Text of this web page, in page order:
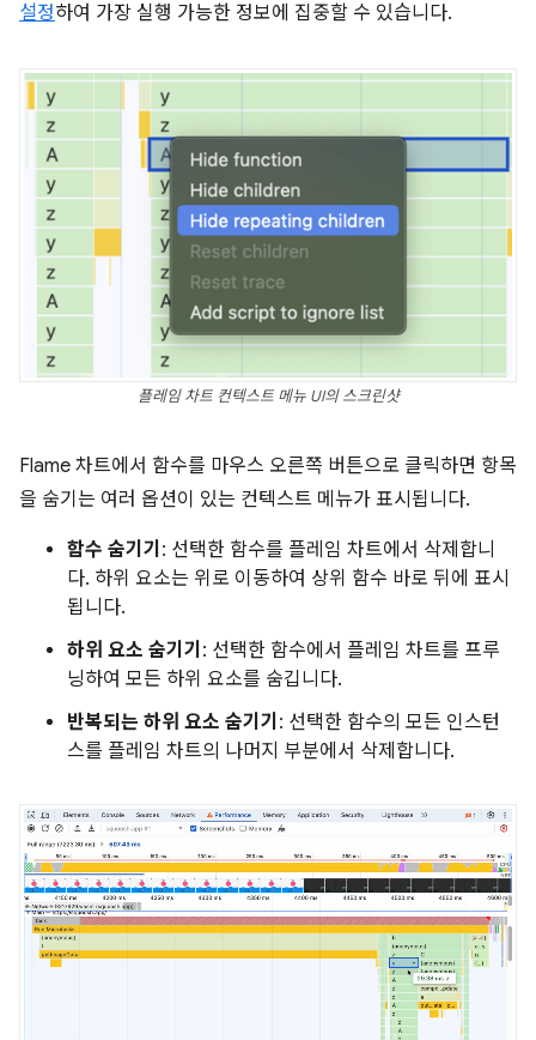
설정하여 가장 실행 가능한 정보에 집중할 수 있습니다.
플레임 차트 컨텍스트 메뉴 UI의 스크린샷
Flame 차트에서 함수를 마우스 오른쪽 버튼으로 클릭하면 항목
을 숨기는 여러 옵션이 있는 컨텍스트 메뉴가 표시됩니다.
함수 숨기기 : 선택한 함수를 플레임 차트에서 삭제합니
다. 하위 요소는 위로 이동하여 상위 함수 바로 뒤에 표시
됩니다.
하위 요소 숨기기 : 선택한 함수에서 플레임 차트를 프루
닝하여 모든 하위 요소를 숨깁니다.
반복되는 하위 요소 숨기기 : 선택한 함수의 모든 인스턴
스를 플레임 차트의 나머지 부분에서 삭제합니다.